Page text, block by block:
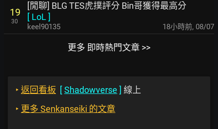
19
30
[閒聊] BLG TES虎撲評分 Bin哥獲得最高分
[ LoL ]
keel90135 18小時前, 08/07
更多 即時熱門文章 >>
‣ 返回看板 [Shadowverse ] 線上
‣ 更多 Senkanseiki 的文章